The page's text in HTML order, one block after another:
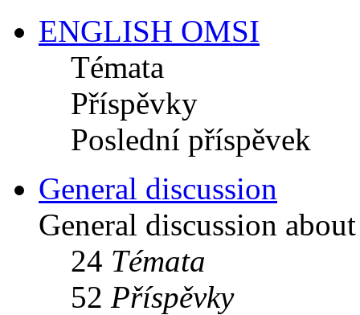
ENGLISH OMSI
Témata
Příspěvky
Poslední příspěvek
General discussion
General discussion
24 Témata
52 Příspěvky